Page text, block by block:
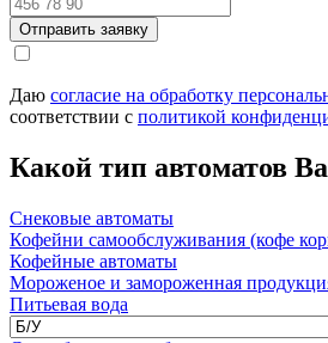
Отправить заявку
Даю согласие на обработку
соответствии с политикой
Какой тип автоматов
Снековые автоматы
Кофейни самообслуживания (кофе
Кофейные автоматы
Мороженое и замороженная
Питьевая вода